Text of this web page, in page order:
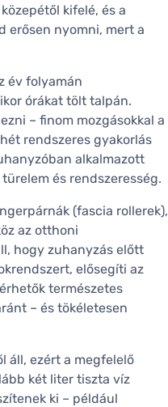
kifelé, és a
erősen nyomni, mert a
év folyamán
órákat tölt talpán.
– finom mozgásokkal a
rendszeres gyakorlás
alkalmazott
és rendszeresség.
(fascia rollerek),
az otthoni
hogy zuhanyzás előtt
elősegíti az
természetes
– és tökéletesen
áll, ezért a megfelelő
két liter tiszta víz
ki – például